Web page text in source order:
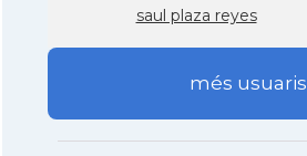
saul plaza reyes
més usuaris